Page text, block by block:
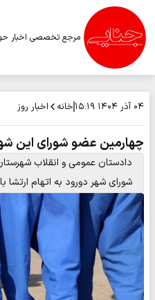
مرجع تخصصی اخبار
۰۴ آذر ۱۴۰۴ ۱۵:۱۹ خانه اخبار روز
چهارمین عضو شورای این
دادستان عمومی و انقلاب
شورای شهر دورود به اتهام ارتشا